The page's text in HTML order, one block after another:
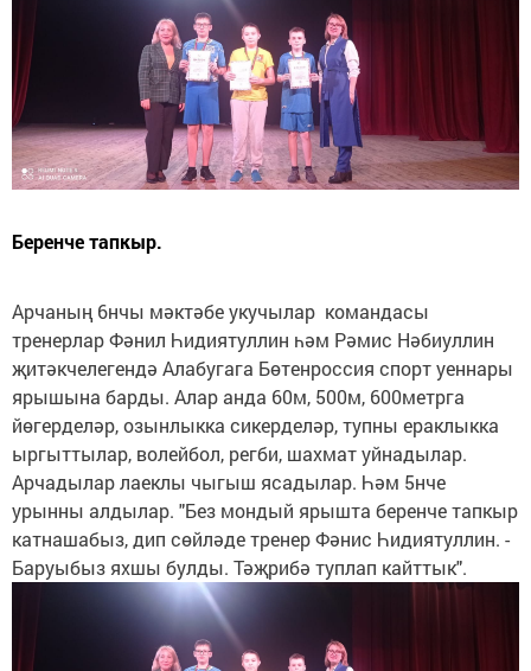
Беренче тапкыр.
Арчаның 6нчы мәктәбе укучылар командасы
тренерлар Фәнил Һидиятуллин һәм Рәмис Нәбиуллин
җитәкчелегендә Алабугага Бөтенроссия спорт уеннары
ярышына барды. Алар анда 60м, 500м, 600метрга
йөгерделәр, озынлыкка сикерделәр, тупны ераклыкка
ыргыттылар, волейбол, регби, шахмат уйнадылар.
Арчадылар лаеклы чыгыш ясадылар. Һәм 5нче
урынны алдылар. "Без мондый ярышта беренче тапкыр
катнашабыз, дип сөйләде тренер Фәнис Һидиятуллин. -
Баруыбыз яхшы булды. Тәҗрибә туплап кайттык".